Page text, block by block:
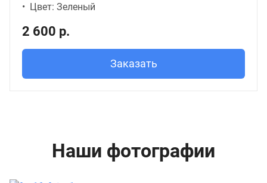
Цвет: Зеленый
2 600 р.
Заказать
Наши фотографии